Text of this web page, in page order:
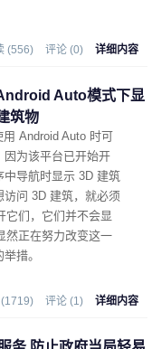
(556) 评论 (0) 详细内容
Auto模式下显
筑物
Android Auto 时可
因为该平台已开始开
中导航时显示 3D 建筑
问 3D 建筑，就必须
它们，它们并不会显
然正在努力改变这一
措。
评论 (1) 详细内容